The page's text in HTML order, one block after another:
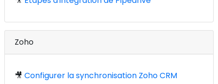
Zoho
🎥 Configurer la synchronisation Zoho CRM